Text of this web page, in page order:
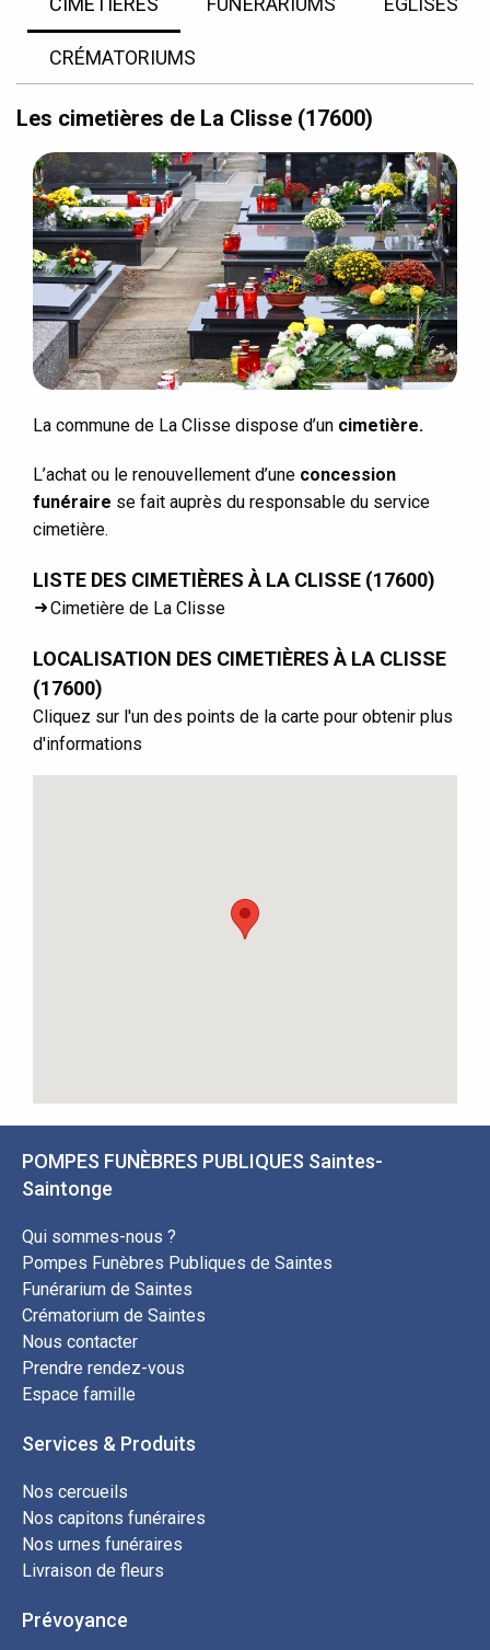
CRÉMATORIUMS
Les cimetières de La Clisse (17600)
La commune de La Clisse dispose d’un cimetière.
L’achat ou le renouvellement d’une concession
funéraire se fait auprès du responsable du service
cimetière.
LISTE DES CIMETIÈRES À LA CLISSE (17600)
Cimetière de La Clisse
LOCALISATION DES CIMETIÈRES À LA CLISSE
(17600)
Cliquez sur l'un des points de la carte pour obtenir plus
d'informations
POMPES FUNÈBRES PUBLIQUES Saintes-
Saintonge
Qui sommes-nous ?
Pompes Funèbres Publiques de Saintes
Funérarium de Saintes
Crématorium de Saintes
Nous contacter
Prendre rendez-vous
Espace famille
Services & Produits
Nos cercueils
Nos capitons funéraires
Nos urnes funéraires
Livraison de fleurs
Prévoyance